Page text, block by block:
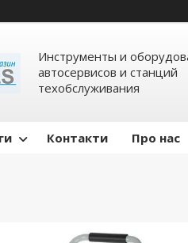
Инструменты и
автосервисов и станций
техобслуживания
Контакти Про нас